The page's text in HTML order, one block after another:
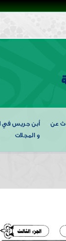
عن
أبن جريس في
و المجلات